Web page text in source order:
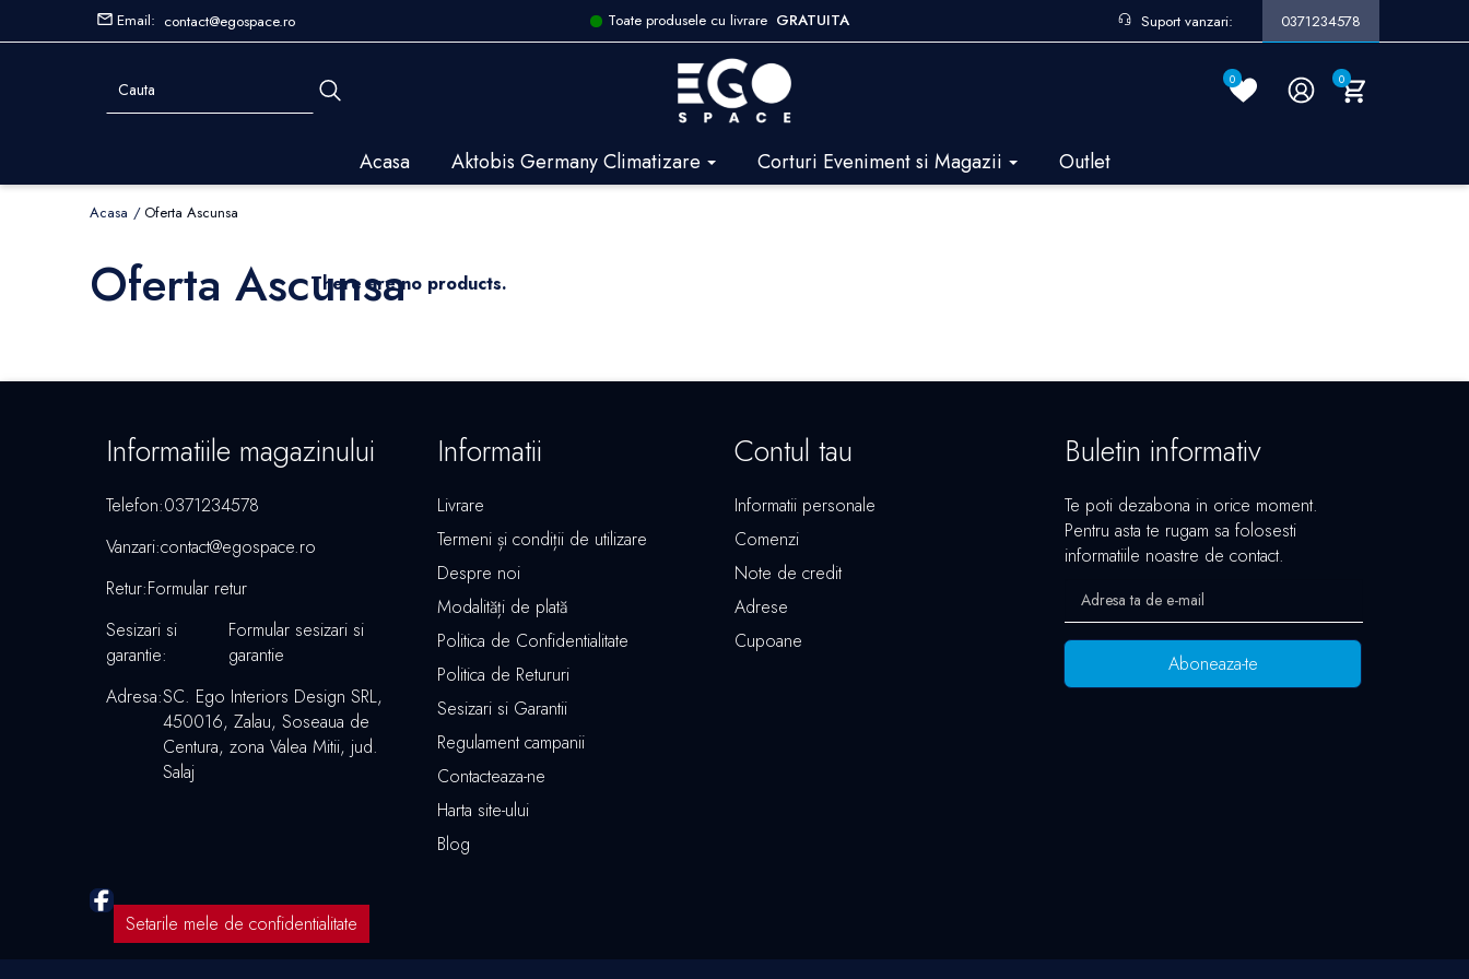
Email: contact@egospace.ro Toate produsele cu livrare GRATUITA Suport vanzari: 0371234578
0 0
Acasa Aktobis Germany Climatizare Corturi Eveniment si Magazii Outlet
Acasa Oferta Ascunsa
Oferta AscunsaThere are no products.
Informatiile magazinului
Telefon: 0371234578
Vanzari:contact@egospace.ro
Retur:Formular retur
Sesizari si
garantie:
Formular sesizari si
garantie
Adresa: SC. Ego Interiors Design SRL,
450016, Zalau, Soseaua de
Centura, zona Valea Mitii, jud.
Salaj
Informatii
Livrare
Termeni și condiții de utilizare
Despre noi
Modalități de plată
Politica de Confidentialitate
Politica de Retururi
Sesizari si Garantii
Regulament campanii
Contacteaza-ne
Harta site-ului
Blog
Contul tau
Informatii personale
Comenzi
Note de credit
Adrese
Cupoane
Buletin informativ
Te poti dezabona in orice moment.
Pentru asta te rugam sa folosesti
informatiile noastre de contact.
Aboneaza-te
Setarile mele de confidentialitate